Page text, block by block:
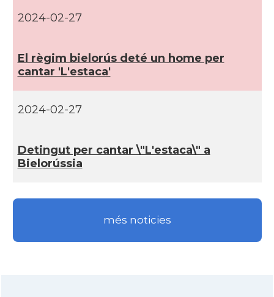
2024-02-27
El règim bielorús deté un home per
cantar 'L'estaca'
2024-02-27
Detingut per cantar \"L'estaca\" a
Bielorússia
més noticies